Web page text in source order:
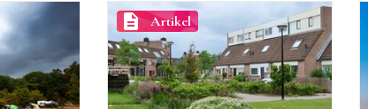
description Artikel